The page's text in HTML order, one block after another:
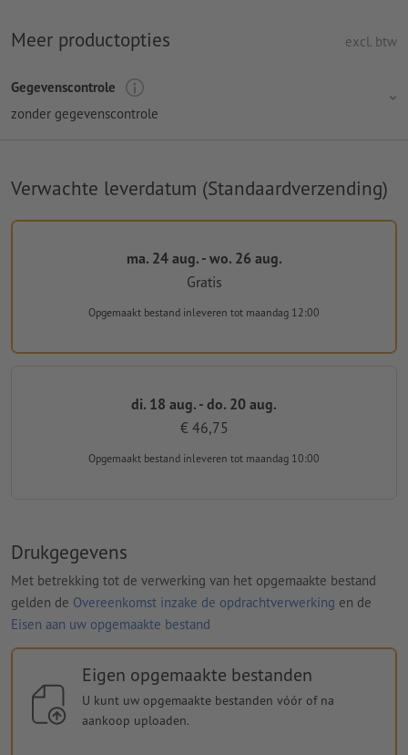
Meer productopties excl. btw
Gegevenscontrole
zonder gegevenscontrole
Verwachte leverdatum (Standaardverzending)
ma. 24 aug. - wo. 26 aug.
Gratis
Opgemaakt bestand inleveren tot maandag 12:00
di. 18 aug. - do. 20 aug.
€ 46,75
Opgemaakt bestand inleveren tot maandag 10:00
Drukgegevens
Met betrekking tot de verwerking van het opgemaakte bestand
gelden de Overeenkomst inzake de opdrachtverwerking en de
Eisen aan uw opgemaakte bestand
Eigen opgemaakte bestanden
U kunt uw opgemaakte bestanden vóór of na
aankoop uploaden.